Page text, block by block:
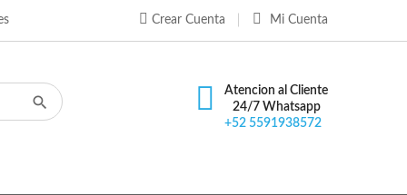
×
×
×
Mi Cuenta
Crear Cuenta
Atencion al Cliente
24/7 Whatsapp
+52 5591938572